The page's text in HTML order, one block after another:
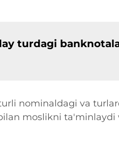
turdagi
nominaldagi va
moslikni ta'minlaydi